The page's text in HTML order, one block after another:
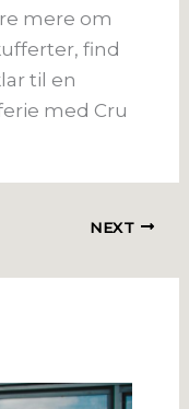
mere om
find
til en
med Cru
NEXT